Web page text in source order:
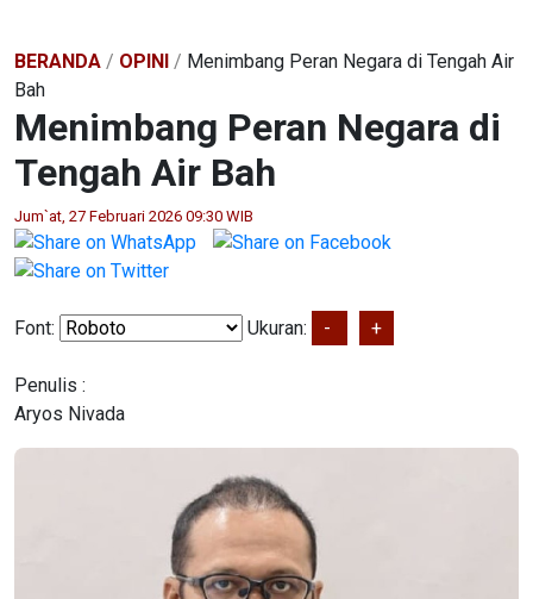
BERANDA / OPINI / Menimbang Peran Negara di Tengah Air
Bah
Menimbang Peran Negara di
Tengah Air Bah
Jum`at, 27 Februari 2026 09:30 WIB
Font: Ukuran: - +
Penulis :
Aryos Nivada